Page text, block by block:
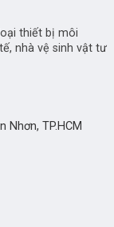
thiết bị môi
nhà vệ sinh vật tư
TP.HCM